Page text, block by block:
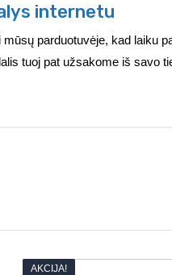
internetu
parduotuvėje, kad laiku
tuoj pat užsakome iš savo
AKCIJA!